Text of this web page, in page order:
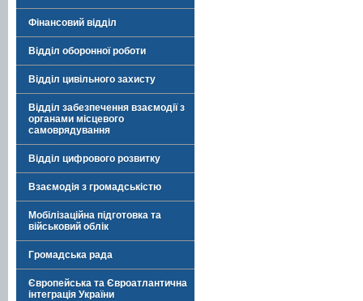
Фінансовий відділ
Відділ оборонної роботи
Відділ цивільного захисту
Відділ забезпечення взаємодії з
органами місцевого
самоврядування
Відділ цифрового розвитку
Взаємодія з громадськістю
Мобілізаційна підготовка та
військовий облік
Громадська рада
Європейська та Євроатлантична
інтеграція України